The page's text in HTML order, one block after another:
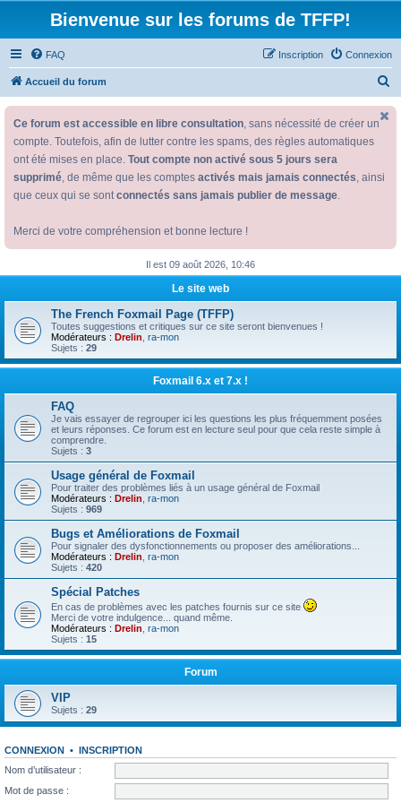
Bienvenue sur les forums de TFFP!
FAQ Connexion
Inscription
Accueil du forum
e
r
Ce forum est accessible en libre consultation, sans nécessité de créer un
compte. Toutefois, afin de lutter contre les spams, des règles automatiques
ont été mises en place. Tout compte non activé sous 5 jours sera
supprimé, de même que les comptes activés mais jamais connectés, ainsi
que ceux qui se sontconnectés sans jamais publier de message.
Merci de votre compréhension et bonne lecture !
Il est 09 août 2026, 10:46
Le site web
The French Foxmail Page (TFFP)
Toutes suggestions et critiques sur ce site seront bienvenues !
Modérateurs : Drelin ra-mon
Sujets : 29
Foxmail 6.x et 7.x !
FAQ
Je vais essayer de regrouper ici les questions les plus fréquemment posées
et leurs réponses. Ce forum est en lecture seul pour que cela reste simple à
comprendre.
Sujets : 3
Usage général de Foxmail
Pour traiter des problèmes liés à un usage général de Foxmail
Modérateurs : Drelin ra-mon
Sujets : 969
Bugs et Améliorations de Foxmail
Pour signaler des dysfonctionnements ou proposer des améliorations...
Modérateurs : Drelin ra-mon
Sujets : 420
Spécial Patches
En cas de problèmes avec les patches fournis sur ce site
Merci de votre indulgence... quand même.
Modérateurs : Drelin ra-mon
Sujets : 15
Forum
VIP
Sujets : 29
CONNEXION • INSCRIPTION
Nom d’utilisateur :
Mot de passe :